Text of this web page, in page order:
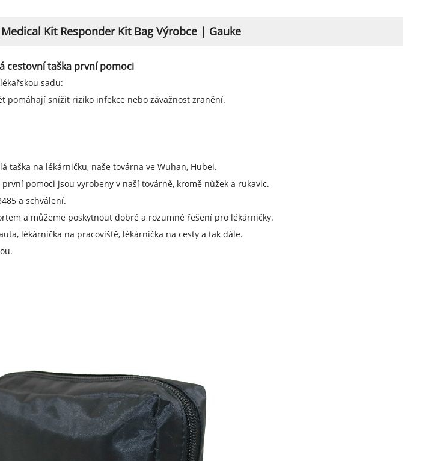
Kit Responder Kit Bag Výrobce | Gauke
cestovní taška první pomoci
sadu:
pomáhají snížit riziko infekce nebo závažnost zranění.
taška na lékárničku, naše továrna ve Wuhan, Hubei.
pomoci jsou vyrobeny v naší továrně, kromě nůžek a rukavic.
a schválení.
a můžeme poskytnout dobré a rozumné řešení pro lékárničky.
lékárnička na pracoviště, lékárnička na cesty a tak dále.